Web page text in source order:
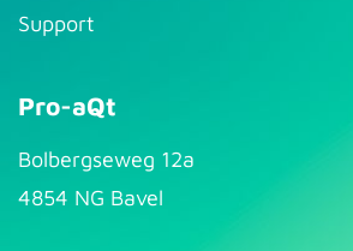
Support
Pro-aQt
Bolbergseweg 12a
4854 NG Bavel